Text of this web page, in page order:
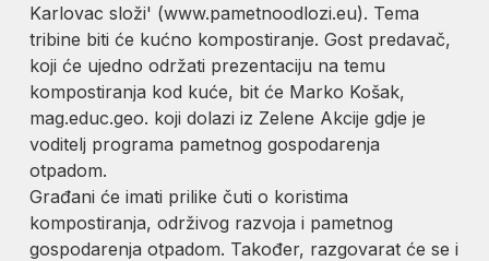
Karlovac složi' (www.pametnoodlozi.eu). Tema
tribine biti će kućno kompostiranje. Gost predavač,
koji će ujedno održati prezentaciju na temu
kompostiranja kod kuće, bit će Marko Košak,
mag.educ.geo. koji dolazi iz Zelene Akcije gdje je
voditelj programa pametnog gospodarenja
otpadom.
Građani će imati prilike čuti o koristima
kompostiranja, održivog razvoja i pametnog
gospodarenja otpadom. Također, razgovarat će se i